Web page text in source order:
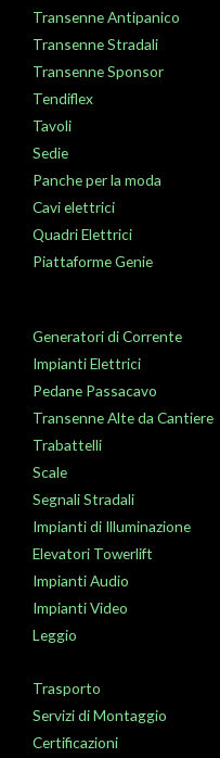
Transenne Antipanico
Transenne Stradali
Transenne Sponsor
Tendiflex
Tavoli
Sedie
Panche per la moda
Cavi elettrici
Quadri Elettrici
Piattaforme Genie
Generatori di Corrente
Impianti Elettrici
Pedane Passacavo
Transenne Alte da Cantiere
Trabattelli
Scale
Segnali Stradali
Impianti di Illuminazione
Elevatori Towerlift
Impianti Audio
Impianti Video
Leggio
Trasporto
Servizi di Montaggio
Certificazioni